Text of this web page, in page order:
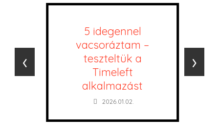
5 idegennel
vacsoráztam –
teszteltük a
Timeleft
alkalmazást
2026.01.02.
‹ ›